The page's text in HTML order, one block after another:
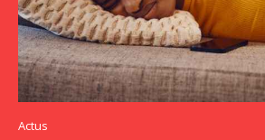
Actus